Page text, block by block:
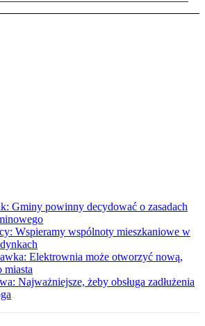
Gminy powinny decydować o zasadach
Wspieramy wspólnoty mieszkaniowe w
Elektrownia może otworzyć nową,
miasta
Najważniejsze, żeby obsługa zadłużenia